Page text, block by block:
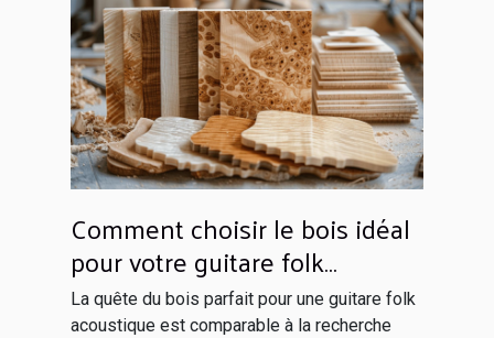
Comment choisir le bois idéal
pour votre guitare folk
acoustique
La quête du bois parfait pour une guitare folk
acoustique est comparable à la recherche